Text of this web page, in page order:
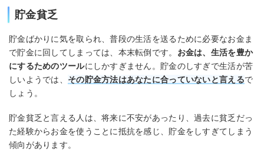
貯金貧乏
貯金ばかりに気を取られ、普段の生活を送るために必要なお金ま
で貯金に回してしまっては、本末転倒です。 お金は、生活を豊か
にするためのツールにしかすぎません。貯金のしすぎで生活が苦
しいようでは、 その貯金方法はあなたに合っていないと言えるで
しょう。
貯金貧乏と言える人は、将来に不安があったり、過去に貧乏だっ
た経験からお金を使うことに抵抗を感じ、貯金をしすぎてしまう
傾向があります。